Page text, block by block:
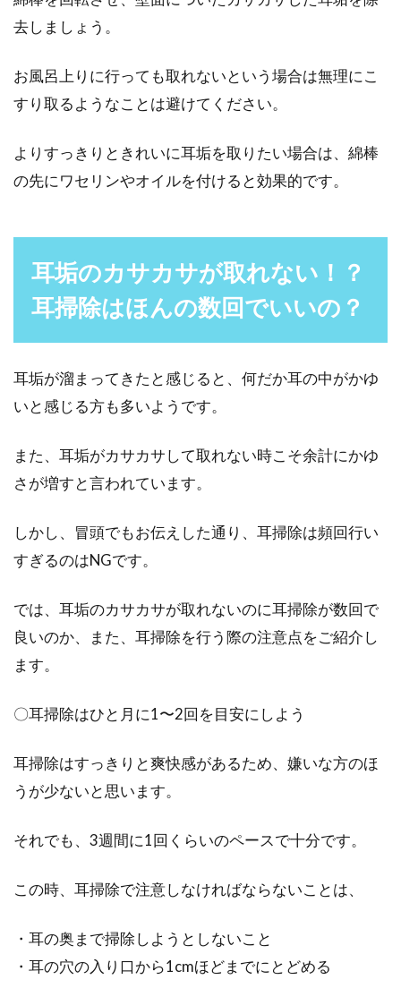
去しましょう。
お風呂上りに行っても取れないという場合は無理にこ
すり取るようなことは避けてください。
よりすっきりときれいに耳垢を取りたい場合は、綿棒
の先にワセリンやオイルを付けると効果的です。
耳垢のカサカサが取れない！？
耳掃除はほんの数回でいいの？
耳垢が溜まってきたと感じると、何だか耳の中がかゆ
いと感じる方も多いようです。
また、耳垢がカサカサして取れない時こそ余計にかゆ
さが増すと言われています。
しかし、冒頭でもお伝えした通り、耳掃除は頻回行い
すぎるのはNGです。
では、耳垢のカサカサが取れないのに耳掃除が数回で
良いのか、また、耳掃除を行う際の注意点をご紹介し
ます。
〇耳掃除はひと月に1〜2回を目安にしよう
耳掃除はすっきりと爽快感があるため、嫌いな方のほ
うが少ないと思います。
それでも、3週間に1回くらいのペースで十分です。
この時、耳掃除で注意しなければならないことは、
・耳の奥まで掃除しようとしないこと
・耳の穴の入り口から1cmほどまでにとどめる